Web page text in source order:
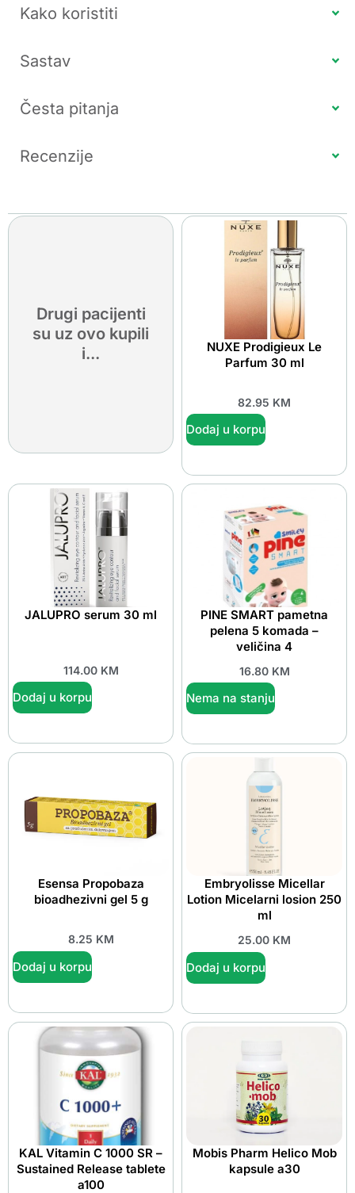
Kako koristiti
Sastav
Česta pitanja
Recenzije
Drugi pacijenti
su uz ovo kupili
i...
NUXE Prodigieux Le
Parfum 30 ml
82.95 KM
Dodaj u korpu
JALUPRO serum 30 ml
114.00 KM
Dodaj u korpu
PINE SMART pametna
pelena 5 komada –
veličina 4
16.80 KM
Nema na stanju
Esensa Propobaza
bioadhezivni gel 5 g
8.25 KM
Dodaj u korpu
Embryolisse Micellar
Lotion Micelarni losion 250
ml
25.00 KM
Dodaj u korpu
KAL Vitamin C 1000 SR –
Sustained Release tablete
a100
Mobis Pharm Helico Mob
kapsule a30